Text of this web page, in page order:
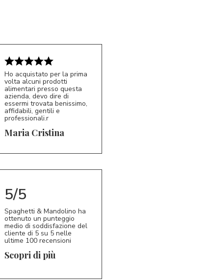
MC 5/5
Ho acquistato per la prima
volta alcuni prodotti
alimentari presso questa
azienda, devo dire di
essermi trovata benissimo,
affidabili, gentili e
professionali.r
Maria Cristina
5/5
Spaghetti & Mandolino ha
ottenuto un punteggio
medio di soddisfazione del
cliente di 5 su 5 nelle
ultime 100 recensioni
Scopri di più